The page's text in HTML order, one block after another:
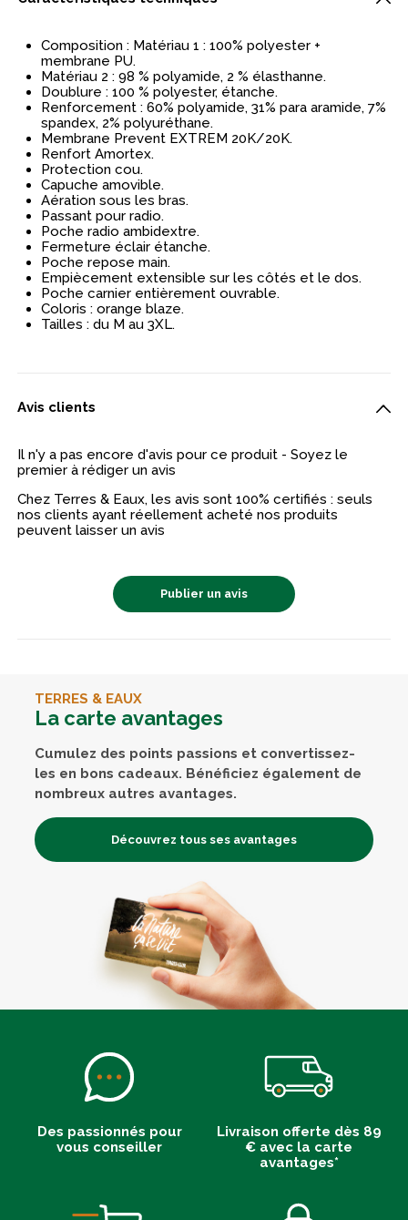
Composition : Matériau 1 : 100% polyester +
membrane PU.
Matériau 2 : 98 % polyamide, 2 % élasthanne.
Doublure : 100 % polyester, étanche.
Renforcement : 60% polyamide, 31% para aramide, 7%
spandex, 2% polyuréthane.
Membrane Prevent EXTREM 20K/20K.
Renfort Amortex.
Protection cou.
Capuche amovible.
Aération sous les bras.
Passant pour radio.
Poche radio ambidextre.
Fermeture éclair étanche.
Poche repose main.
Empiècement extensible sur les côtés et le dos.
Poche carnier entièrement ouvrable.
Coloris : orange blaze.
Tailles : du M au 3XL.
Avis clients
Il n'y a pas encore d'avis pour ce produit - Soyez le
premier à rédiger un avis
Chez Terres & Eaux, les avis sont 100% certifiés : seuls
nos clients ayant réellement acheté nos produits
peuvent laisser un avis
Publier un avis
TERRES & EAUX
La carte avantages
Cumulez des points passions et convertissez-
les en bons cadeaux. Bénéficiez également de
nombreux autres avantages.
Découvrez tous ses avantages
Des passionnés pour
vous conseiller
Livraison offerte dès 89
€ avec la carte
avantages*